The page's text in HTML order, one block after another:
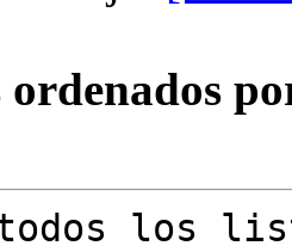
ordenados
todos los